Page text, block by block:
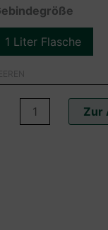
1 Liter Flasche
Wofasteril®
Zur